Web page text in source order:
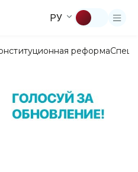
РУ
реформа